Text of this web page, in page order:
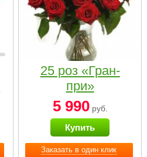
Заказать в один клик
25 роз «Гран-
при»
5 990руб.
Купить